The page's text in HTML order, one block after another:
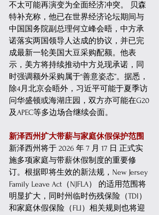
不太可能再演变为全面经济冲突。 贝森
特补充称，他已在世界经济论坛期间与
中国国务院副总理何立峰会晤，中方承
诺落实两国领导人达成的协议，并已完
成最新一轮美国大豆采购配额。他表
示，美方将持续推动中方兑现承诺，同
时强调额外采购属于“善意姿态”。据悉，
除4月北京会晤外，习近平可能于夏季访
问华盛顿或海湖庄园，双方亦可能在G20
及APEC等多边场合继续会面。
新泽西州扩大带薪与家庭休假保护范围
新泽西州将于 2026 年 7 月 17 日 正式实
施多项家庭与带薪休假制度的重要修
订。根据即将生效的新法规，New Jersey
Family Leave Act（NJFLA） 的适用范围将
明显扩大，同时州临时伤残保险（TDI）
和家庭休假保险（FLI）相关规则也将迎